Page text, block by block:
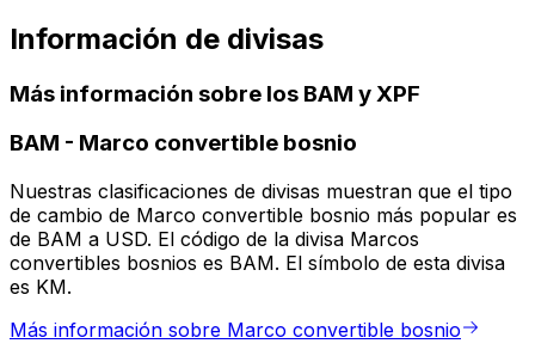
Información de divisas
Más información sobre los BAM y XPF
BAM - Marco convertible bosnio
Nuestras clasificaciones de divisas muestran que el tipo
de cambio de Marco convertible bosnio más popular es
de BAM a USD. El código de la divisa Marcos
convertibles bosnios es BAM. El símbolo de esta divisa
es KM.
Más información sobre Marco convertible bosnio